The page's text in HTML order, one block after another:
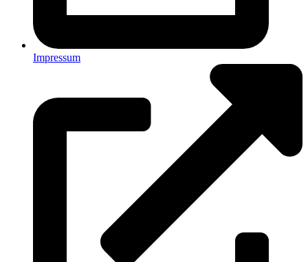
Impressum